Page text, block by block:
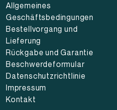
Allgemeines
Geschäftsbedingungen
Bestellvorgang und
Lieferung
Rückgabe und Garantie
Beschwerdeformular
Datenschutzrichtlinie
Impressum
Kontakt